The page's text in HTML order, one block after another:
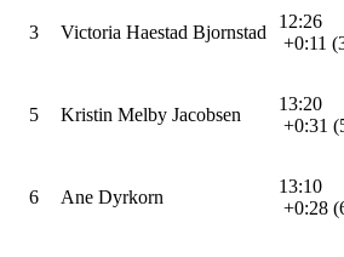
3 Victoria Haestad Bjornstad
12:26
+0:11
5 Kristin Melby Jacobsen
13:20
+0:31
6 Ane Dyrkorn
13:10
+0:28